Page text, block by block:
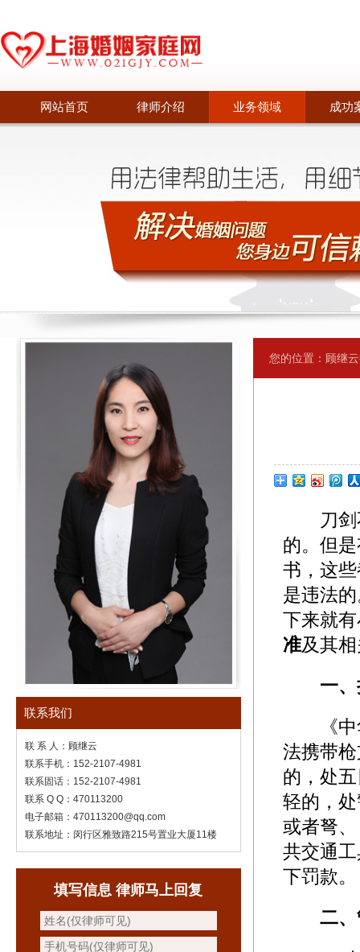
网站首页 律师介绍 业务领域 成功
联系我们
联 系 人：顾继云
联系手机：152-2107-4981
联系固话：152-2107-4981
联系 Q Q：470113200
电子邮箱：470113200@qq.com
联系地址：闵行区雅致路215号置业大厦11楼
填写信息 律师马上回复
您的位置： 顾继
刀剑不
的。但
书，这
是违法
下来就
准及其
一
《中华
法携带
的，处
轻的，
或者弩
共交通
下罚款。
二